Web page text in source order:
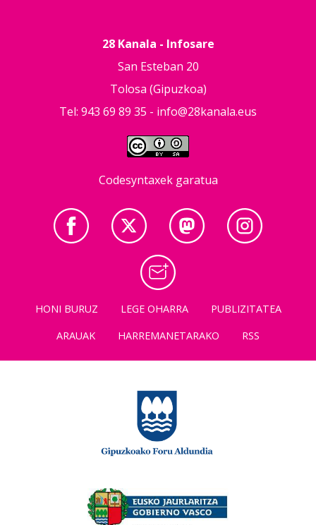
28 Kanala - Infosare
San Esteban 20
Tolosa (Gipuzkoa)
Tel: 943 69 89 35 - info@28kanala.eus
Codesyntaxek garatua
HONI BURUZ LEGE OHARRA
PUBLIZITATEA
ARAUAK
HARREMANETARAKO RSS